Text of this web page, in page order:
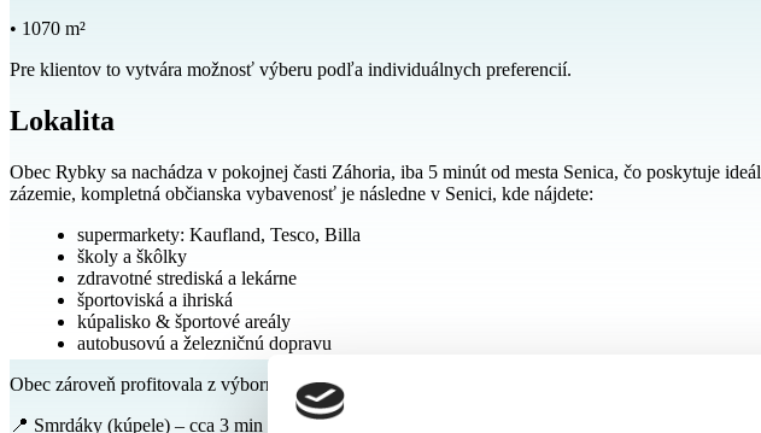
• 1070 m²
Pre klientov to vytvára možnosť výberu podľa individuálnych preferencií.
Lokalita
Obec Rybky sa nachádza v pokojnej časti Záhoria, iba 5 minút od mesta Senica, čo poskytuje
zázemie, kompletná občianska vybavenosť je následne v Senici, kde nájdete:
supermarkety: Kaufland, Tesco, Billa
školy a škôlky
zdravotné strediská a lekárne
športoviská a ihriská
kúpalisko & športové areály
autobusovú a železničnú dopravu
Obec zároveň profitovala z výborného regionálneho umiestnenia:
📍 Smrdáky (kúpele) – cca 3 min